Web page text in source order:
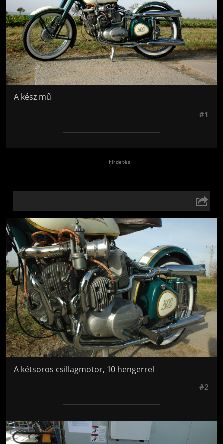
A kész mű
#1
Jön még kép!
A kétsoros csillagmotor, 10 hengerrel
#2
Jön még kép!